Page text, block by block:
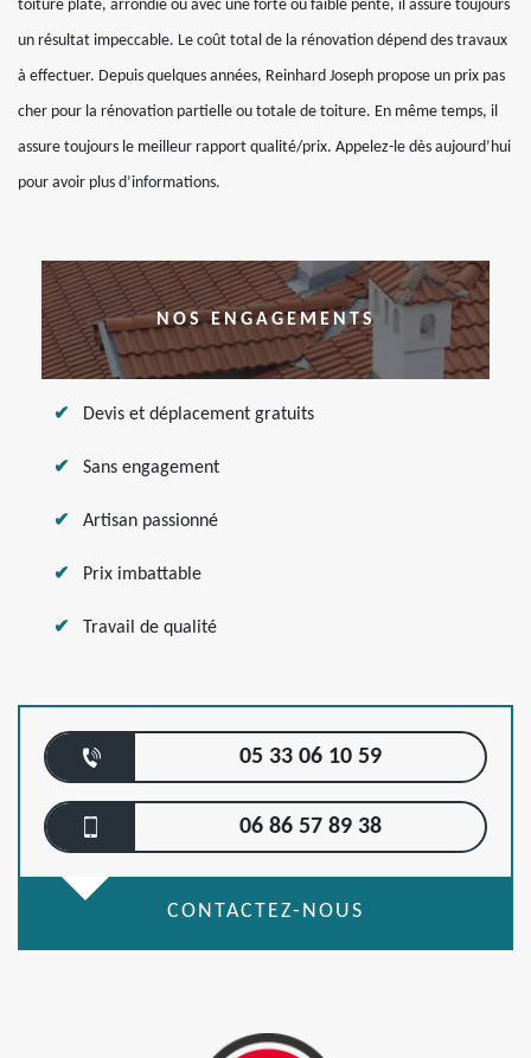
toiture plate, arrondie ou avec une forte ou faible pente, il assure toujours
un résultat impeccable. Le coût total de la rénovation dépend des travaux
à effectuer. Depuis quelques années, Reinhard Joseph propose un prix pas
cher pour la rénovation partielle ou totale de toiture. En même temps, il
assure toujours le meilleur rapport qualité/prix. Appelez-le dès aujourd’hui
pour avoir plus d’informations.
NOS ENGAGEMENTS
Devis et déplacement gratuits
Sans engagement
Artisan passionné
Prix imbattable
Travail de qualité
05 33 06 10 59
06 86 57 89 38
CONTACTEZ-NOUS